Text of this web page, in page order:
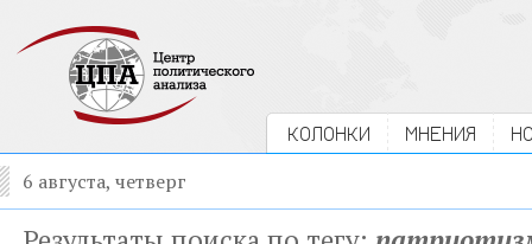
КОЛОНКИ МНЕНИЯ
6 августа, четверг